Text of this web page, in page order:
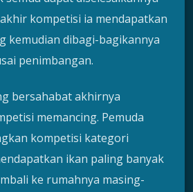
kompetisi ia mendapatkan
kemudian dibagi-bagikannya
penimbangan.
bersahabat akhirnya
memancing. Pemuda
kompetisi kategori
ikan paling banyak
ke rumahnya masing-